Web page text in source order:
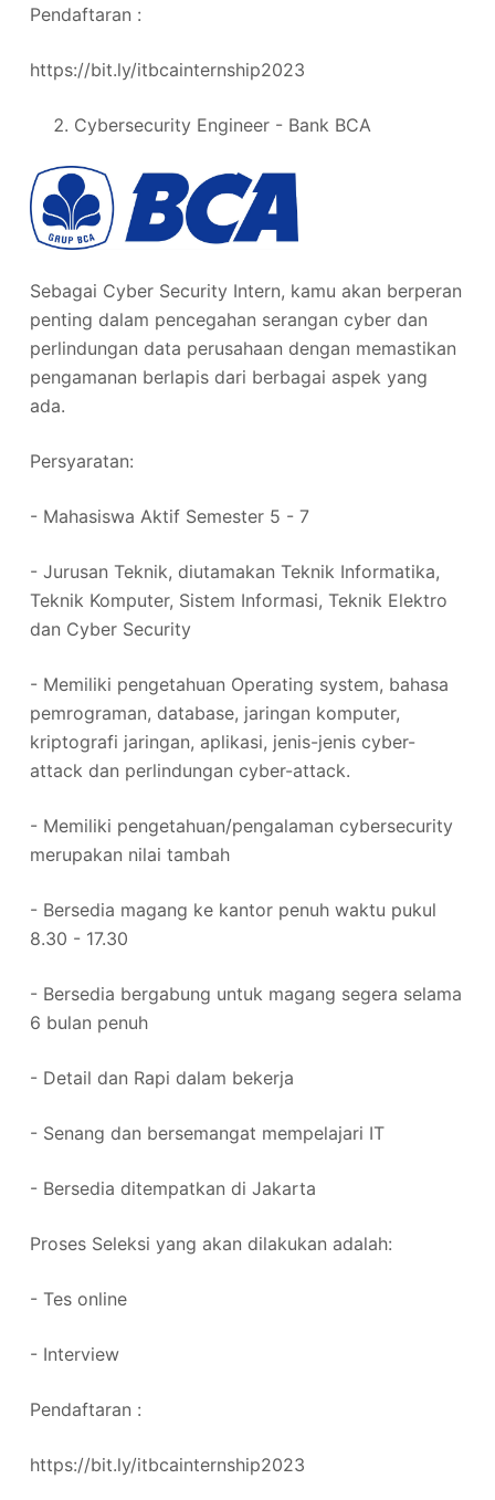
Pendaftaran :
https://bit.ly/itbcainternship2023
Cybersecurity Engineer - Bank BCA
Sebagai Cyber Security Intern, kamu akan berperan
penting dalam pencegahan serangan cyber dan
perlindungan data perusahaan dengan memastikan
pengamanan berlapis dari berbagai aspek yang
ada.
Persyaratan:
- Mahasiswa Aktif Semester 5 - 7
- Jurusan Teknik, diutamakan Teknik Informatika,
Teknik Komputer, Sistem Informasi, Teknik Elektro
dan Cyber Security
- Memiliki pengetahuan Operating system, bahasa
pemrograman, database, jaringan komputer,
kriptografi jaringan, aplikasi, jenis-jenis cyber-
attack dan perlindungan cyber-attack.
- Memiliki pengetahuan/pengalaman cybersecurity
merupakan nilai tambah
- Bersedia magang ke kantor penuh waktu pukul
8.30 - 17.30
- Bersedia bergabung untuk magang segera selama
6 bulan penuh
- Detail dan Rapi dalam bekerja
- Senang dan bersemangat mempelajari IT
- Bersedia ditempatkan di Jakarta
Proses Seleksi yang akan dilakukan adalah:
- Tes online
- Interview
Pendaftaran :
https://bit.ly/itbcainternship2023